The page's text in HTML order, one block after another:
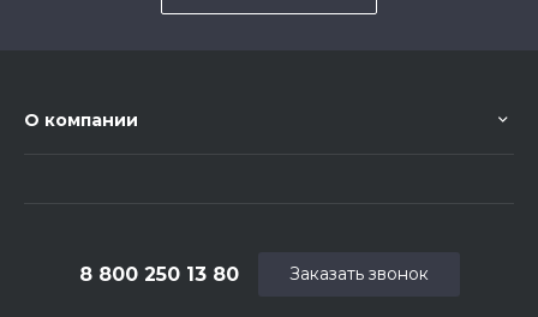
О компании
8 800 250 13 80 Заказать звонок